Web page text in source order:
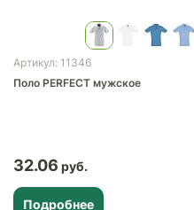
Артикул: 11346
Поло PERFECT мужское
32.06
Подробнее